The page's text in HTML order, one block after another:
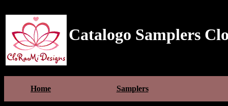
Catalogo Samplers
Home Samplers